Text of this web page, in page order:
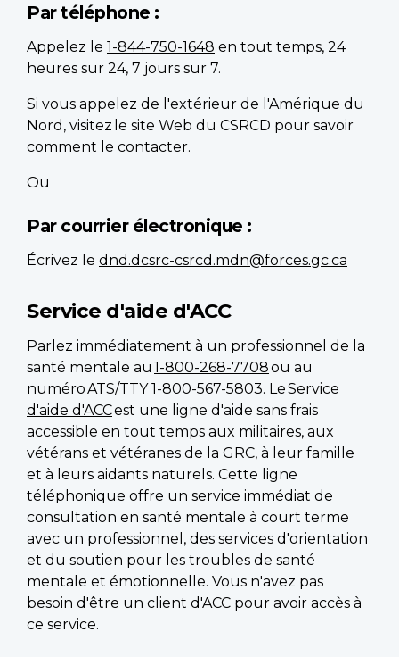
Par téléphone :
Appelez le 1-844-750-1648 en tout temps, 24
heures sur 24, 7 jours sur 7.
Si vous appelez de l'extérieur de l'Amérique du
Nord, visitez le site Web du CSRCD pour savoir
comment le contacter.
Ou
Par courrier électronique :
Écrivez le dnd.dcsrc-csrcd.mdn@forces.gc.ca
Service d'aide d'ACC
Parlez immédiatement à un professionnel de la
santé mentale au 1-800-268-7708ou au
numéroATS/TTY 1-800-567-5803. LeService
d'aide d'ACCest une ligne d'aide sans frais
accessible en tout temps aux militaires, aux
vétérans et vétéranes de la GRC, à leur famille
et à leurs aidants naturels. Cette ligne
téléphonique offre un service immédiat de
consultation en santé mentale à court terme
avec un professionnel, des services d'orientation
et du soutien pour les troubles de santé
mentale et émotionnelle. Vous n'avez pas
besoin d'être un client d'ACC pour avoir accès à
ce service.